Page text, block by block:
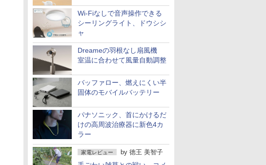
Wi-Fiなしで音声操作できる
シーリングライト、ドウシシ
ャ
Dreameの羽根なし扇風機
室温に合わせて風量自動調整
バッファロー、燃えにくい半
固体のモバイルバッテリー
パナソニック、首にかけるだ
けの高周波治療器に新色4カ
ラー
家電レビュー by 徳王 美智子